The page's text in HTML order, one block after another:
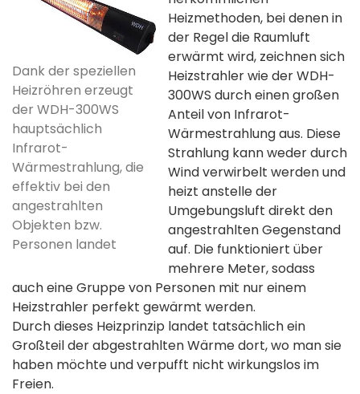
Dank der speziellen
Heizröhren erzeugt
der WDH-300WS
hauptsächlich
Infrarot-
Wärmestrahlung, die
effektiv bei den
angestrahlten
Objekten bzw.
Personen landet
Heizmethoden, bei denen in
der Regel die Raumluft
erwärmt wird, zeichnen sich
Heizstrahler wie der WDH-
300WS durch einen großen
Anteil von Infrarot-
Wärmestrahlung aus. Diese
Strahlung kann weder durch
Wind verwirbelt werden und
heizt anstelle der
Umgebungsluft direkt den
angestrahlten Gegenstand
auf. Die funktioniert über
mehrere Meter, sodass
auch eine Gruppe von Personen mit nur einem
Heizstrahler perfekt gewärmt werden.
Durch dieses Heizprinzip landet tatsächlich ein
Großteil der abgestrahlten Wärme dort, wo man sie
haben möchte und verpufft nicht wirkungslos im
Freien.